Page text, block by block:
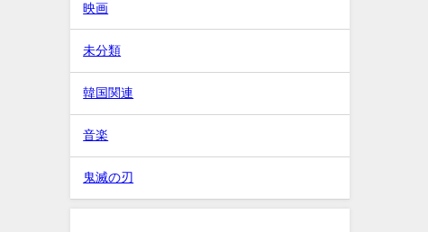
映画
未分類
韓国関連
音楽
鬼滅の刃